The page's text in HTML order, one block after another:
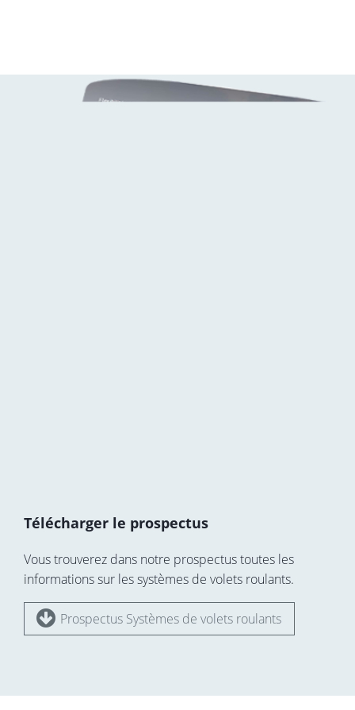
Télécharger le prospectus
Vous trouverez dans notre prospectus toutes les
informations sur les systèmes de volets roulants.
Prospectus Systèmes de volets roulants